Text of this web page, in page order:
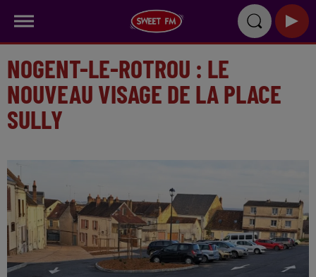
NOGENT-LE-ROTROU : LE
NOUVEAU VISAGE DE LA PLACE
SULLY